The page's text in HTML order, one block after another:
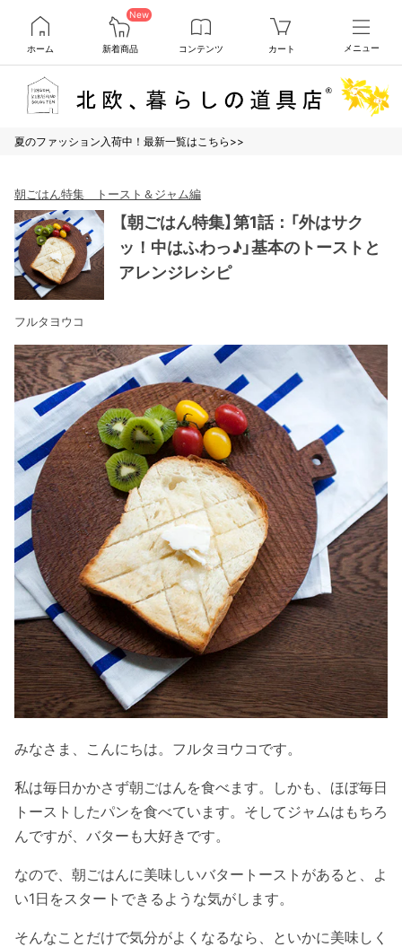
ホーム
New
新着商品 コンテンツ カート メニュー
夏のファッション入荷中！最新一覧はこちら>>
朝ごはん特集 トースト＆ジャム編
【朝ごはん特集】第1話：「外はサク
ッ！中はふわっ♪」基本のトーストと
アレンジレシピ
フルタヨウコ
みなさま、こんにちは。フルタヨウコです。
私は毎日かかさず朝ごはんを食べます。しかも、ほぼ毎日
トーストしたパンを食べています。そしてジャムはもちろ
んですが、バターも大好きです。
なので、朝ごはんに美味しいバタートーストがあると、よ
い1日をスタートできるような気がします。
そんなことだけで気分がよくなるなら、といかに美味しく